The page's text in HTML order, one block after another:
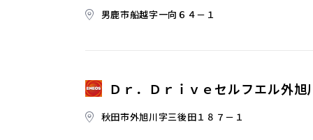
男鹿市船越字一向６４－１
Ｄｒ．Ｄｒｉｖｅセルフエル外旭
秋田市外旭川字三後田１８７－１